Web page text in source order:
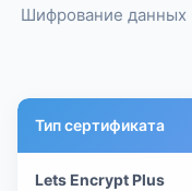
Шифрование данных
Тип сертификата
Lets Encrypt Plus